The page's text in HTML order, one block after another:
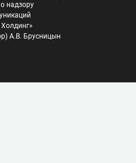
надзору
А.В. Брусницын